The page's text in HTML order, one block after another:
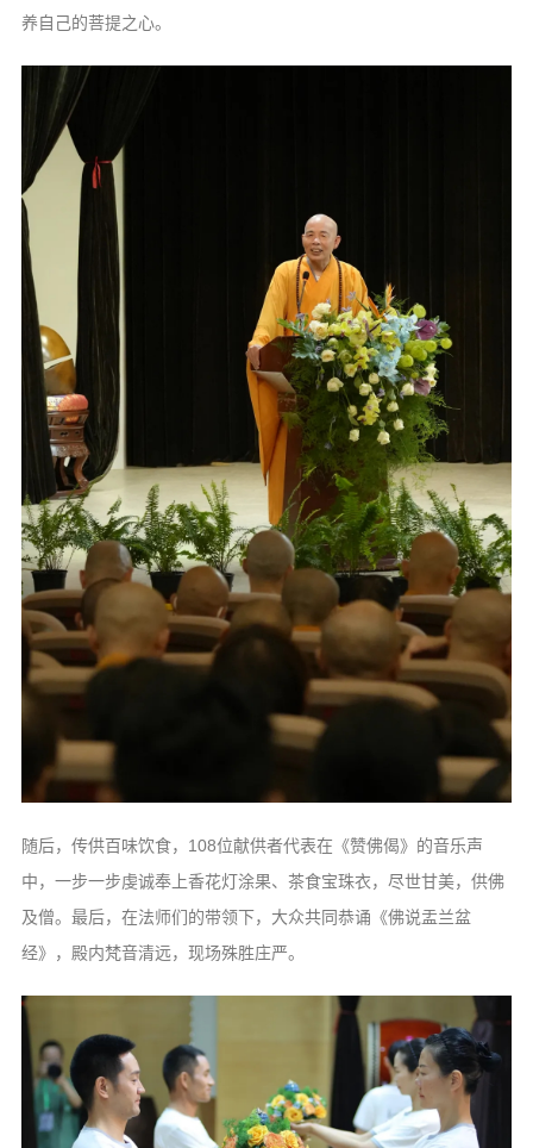
养自己的菩提之心。
随后，传供百味饮食，108位献供者代表在《赞佛偈》的音乐声
中，一步一步虔诚奉上香花灯涂果、茶食宝珠衣，尽世甘美，供佛
及僧。最后，在法师们的带领下，大众共同恭诵《佛说盂兰盆
经》，殿内梵音清远，现场殊胜庄严。